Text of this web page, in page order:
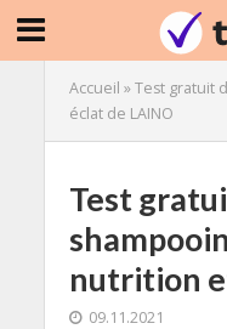
Accueil »Test gratuit
éclat de LAINO
Test
nutrition
09.11.2021